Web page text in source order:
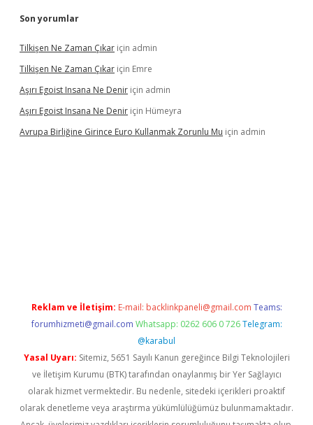
Son yorumlar
Tilkişen Ne Zaman Çıkar için admin
Tilkişen Ne Zaman Çıkar için Emre
Aşırı Egoist Insana Ne Denir için admin
Aşırı Egoist Insana Ne Denir için Hümeyra
Avrupa Birliğine Girince Euro Kullanmak Zorunlu Mu için admin
Reklam ve İletişim: E-mail: backlinkpaneli@gmail.com Teams:
forumhizmeti@gmail.com Whatsapp: 0262 606 0 726 Telegram:
@karabul
Yasal Uyarı: Sitemiz, 5651 Sayılı Kanun gereğince Bilgi Teknolojileri
ve İletişim Kurumu (BTK) tarafından onaylanmış bir Yer Sağlayıcı
olarak hizmet vermektedir. Bu nedenle, sitedeki içerikleri proaktif
olarak denetleme veya araştırma yükümlülüğümüz bulunmamaktadır.